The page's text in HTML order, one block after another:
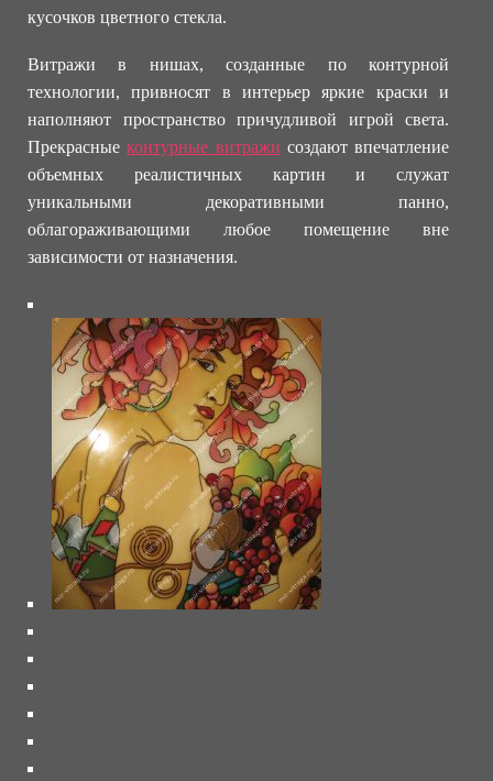
кусочков цветного стекла.
Витражи в нишах, созданные по контурной
технологии, привносят в интерьер яркие краски и
наполняют пространство причудливой игрой света.
Прекрасныеконтурные витражи создают впечатление
объемных реалистичных картин и служат
уникальными декоративными панно,
облагораживающими любое помещение вне
зависимости от назначения.